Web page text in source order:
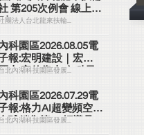
第205次例會 線上社
團法人台北龍來扶輪...
科園區2026.08.05電
報:宏明建設｜宏明
山 家的靠山 內科最
的安全承諾
北內湖科技園區發展...
科園區2026.07.29電
報:格力AI超變頻空調
球銷售第一 領導品
北內湖科技園區發展...